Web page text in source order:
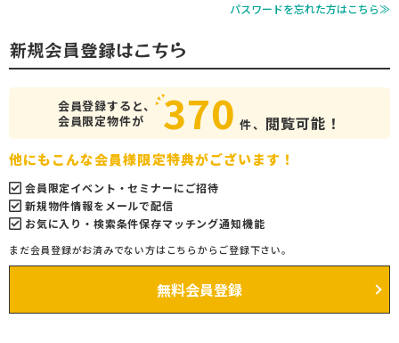
パスワードを忘れた方はこちら≫
新規会員登録はこちら
会員登録すると、
会員限定物件が
370 件、 閲覧可能！
他にもこんな会員様限定特典がございます！
会員限定イベント・セミナーにご招待
新規物件情報をメールで配信
お気に入り・検索条件保存マッチング通知機能
まだ会員登録がお済みでない方はこちらからご登録下さい。
無料会員登録